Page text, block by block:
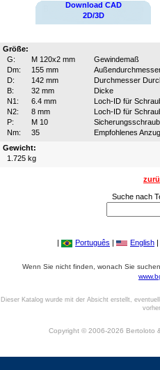
Download CAD
2D/3D
Größe:
G:
M 120x2 mm
Gewindemaß
Dm:
155 mm
D:
142 mm
Durchmesser
B:
32 mm
Dicke
N1:
6.4 mm
Loch-ID für
N2:
8 mm
Loch-ID für
P:
M 10
Nm:
35
Empfohlenes
Gewicht:
1.725 kg
Suche nach
| Português | English |
Wenn Sie nicht finden, wonach Sie
Dieser Katalog wurde mit der Absicht erstellt,
Copyright © 2006-2026 Bertoloto